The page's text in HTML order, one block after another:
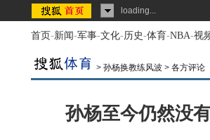
loading...
首页-新闻-军事-文化-历史-体育-NBA-视
> 孙杨换教练风波 > 各方评论
孙杨至今仍然没